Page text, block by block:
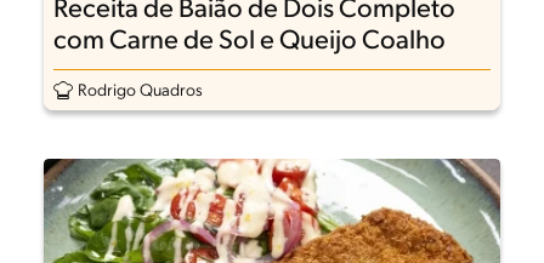
Receita de Baião de Dois Completo
com Carne de Sol e Queijo Coalho
Rodrigo Quadros